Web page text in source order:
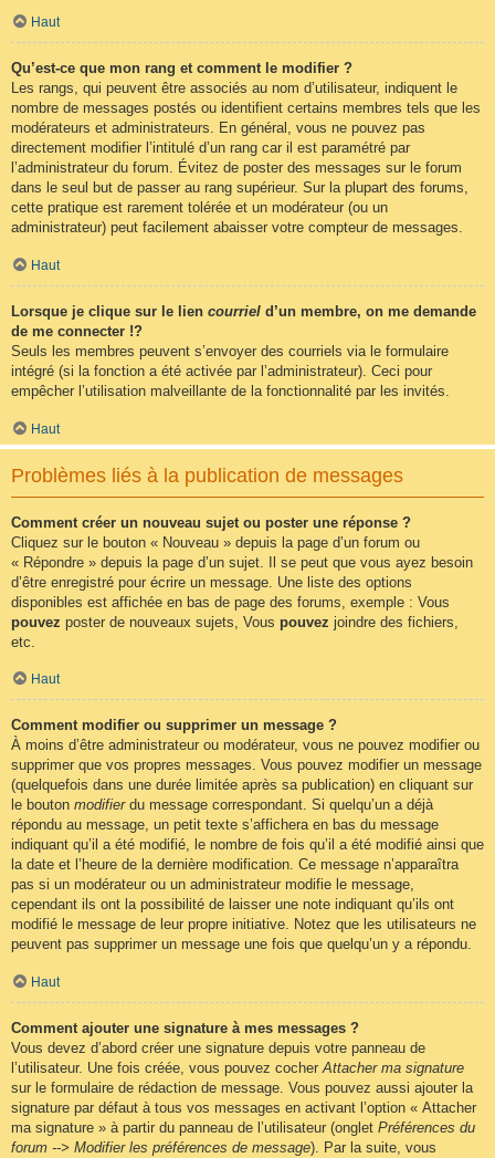
Haut
Qu’est-ce que mon rang et comment le modifier ?
Les rangs, qui peuvent être associés au nom d’utilisateur, indiquent le
nombre de messages postés ou identifient certains membres tels que les
modérateurs et administrateurs. En général, vous ne pouvez pas
directement modifier l’intitulé d’un rang car il est paramétré par
l’administrateur du forum. Évitez de poster des messages sur le forum
dans le seul but de passer au rang supérieur. Sur la plupart des forums,
cette pratique est rarement tolérée et un modérateur (ou un
administrateur) peut facilement abaisser votre compteur de messages.
Haut
Lorsque je clique sur le lien courriel d’un membre, on me demande
de me connecter !?
Seuls les membres peuvent s’envoyer des courriels via le formulaire
intégré (si la fonction a été activée par l’administrateur). Ceci pour
empêcher l’utilisation malveillante de la fonctionnalité par les invités.
Haut
Problèmes liés à la publication de messages
Comment créer un nouveau sujet ou poster une réponse ?
Cliquez sur le bouton « Nouveau » depuis la page d’un forum ou
« Répondre » depuis la page d’un sujet. Il se peut que vous ayez besoin
d’être enregistré pour écrire un message. Une liste des options
disponibles est affichée en bas de page des forums, exemple : Vous
pouvez poster de nouveaux sujets, Vous pouvez joindre des fichiers,
etc.
Haut
Comment modifier ou supprimer un message ?
À moins d’être administrateur ou modérateur, vous ne pouvez modifier ou
supprimer que vos propres messages. Vous pouvez modifier un message
(quelquefois dans une durée limitée après sa publication) en cliquant sur
le bouton modifierdu message correspondant. Si quelqu’un a déjà
répondu au message, un petit texte s’affichera en bas du message
indiquant qu’il a été modifié, le nombre de fois qu’il a été modifié ainsi que
la date et l’heure de la dernière modification. Ce message n’apparaîtra
pas si un modérateur ou un administrateur modifie le message,
cependant ils ont la possibilité de laisser une note indiquant qu’ils ont
modifié le message de leur propre initiative. Notez que les utilisateurs ne
peuvent pas supprimer un message une fois que quelqu’un y a répondu.
Haut
Comment ajouter une signature à mes messages ?
Vous devez d’abord créer une signature depuis votre panneau de
l’utilisateur. Une fois créée, vous pouvez cocherAttacher ma signature
sur le formulaire de rédaction de message. Vous pouvez aussi ajouter la
signature par défaut à tous vos messages en activant l’option « Attacher
ma signature » à partir du panneau de l’utilisateur (onglet Préférences du
forum --> Modifier les préférences de message). Par la suite, vous